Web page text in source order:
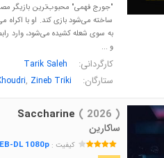
"جورج فهمی" محبوب‌ترین بازیگر
ساخته می‌شود بازی کند. او با اکراه
به سوی شعله کشیده می‌شود، وارد
و ...
کارگردانی: Tarik Saleh
ستارگان: , Zineb Triki
Saccharine ( 2026 )
ساکارین
کیفیت :DL 1080p